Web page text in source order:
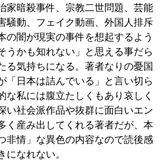
家暗殺事件、宗教二世問題、芸能
騒動、フェイク動画、外国人排斥
の闇が現実の事件を想起するよう
うかも知れない」と思える事だら
る気持ちになる。著者なりの憂国
「日本は詰んでいる」と言い切ら
な私には腹立たしくもあり哀しく
い社会派作品や抜群に面白いエン
く産み出してくれる著者だが、本
非情」な異色の内容なので読後感
になれない。